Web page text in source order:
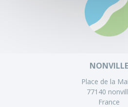
NONVILLE
Place de la
77140
France